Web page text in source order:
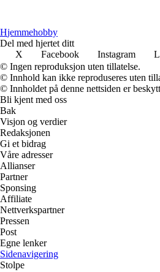
Hjemmehobby
Del med hjertet ditt
X
Facebook Instagram
© Ingen reproduksjon uten tillatelse.
© Innhold kan ikke reproduseres uten
© Innholdet på denne nettsiden er
Bli kjent med oss
Bak
Visjon og verdier
Redaksjonen
Gi et bidrag
Våre adresser
Allianser
Partner
Sponsing
Affiliate
Nettverkspartner
Pressen
Post
Egne lenker
Sidenavigering
Stolpe